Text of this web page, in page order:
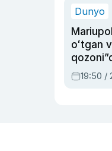
Dunyo
oʻtgan
armiyasi
19:50 /